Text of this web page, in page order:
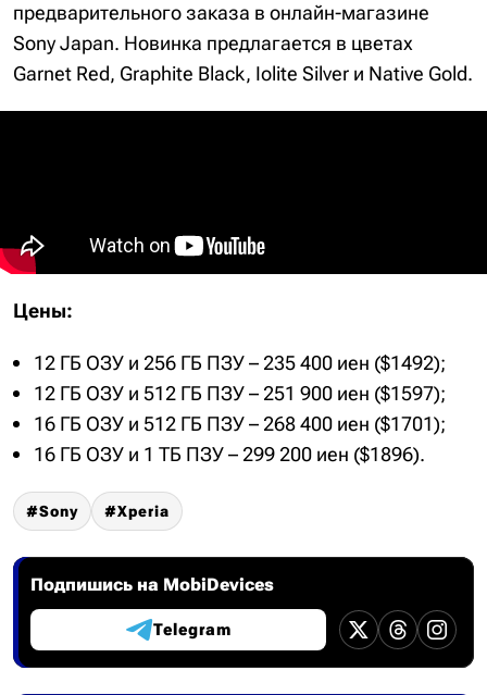
предварительного заказа в онлайн-магазине
Sony Japan. Новинка предлагается в цветах
Garnet Red, Graphite Black, Iolite Silver и Native Gold.
Цены:
12 ГБ ОЗУ и 256 ГБ ПЗУ – 235 400 иен ($1492);
12 ГБ ОЗУ и 512 ГБ ПЗУ – 251 900 иен ($1597);
16 ГБ ОЗУ и 512 ГБ ПЗУ – 268 400 иен ($1701);
16 ГБ ОЗУ и 1 ТБ ПЗУ – 299 200 иен ($1896).
Sony Xperia
Подпишись на MobiDevices
Telegram